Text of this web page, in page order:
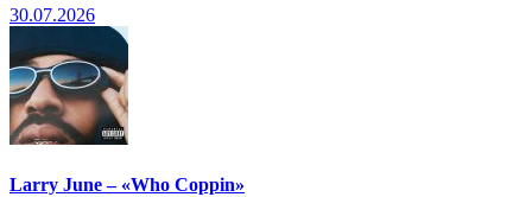
30.07.2026
Larry June – «Who Coppin»